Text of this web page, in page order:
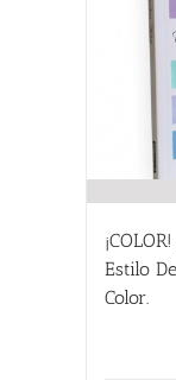
Estilo
Color.